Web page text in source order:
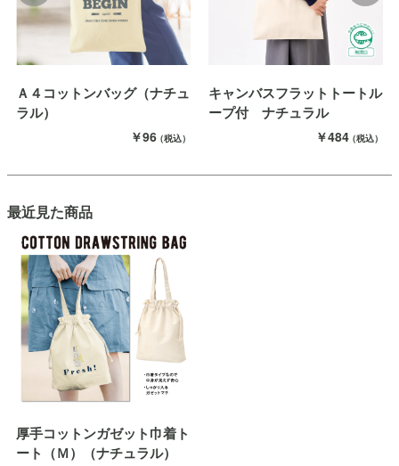
Ａ４コットンバッグ（ナチュ
ラル）
￥96（税込）
キャンバスフラットトートル
ープ付 ナチュラル
￥484（税込）
最近見た商品
厚手コットンガゼット巾着ト
ート（Ｍ）（ナチュラル）